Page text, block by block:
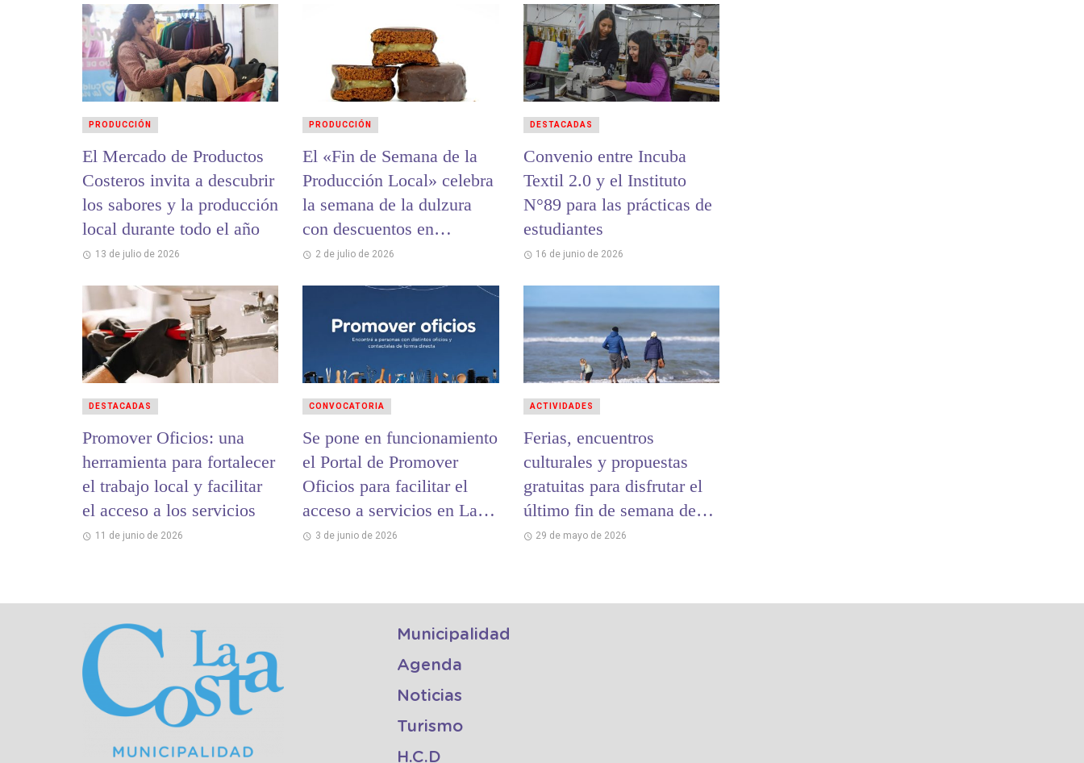
El Mercado de Productos
Costeros invita a descubrir
los sabores y la producción
local durante todo el año
13 de julio de 2026
PRODUCCIÓN
El «Fin de Semana de la
Producción Local» celebra
la semana de la dulzura
con descuentos en
alfajores y chocolates
2 de julio de 2026
PRODUCCIÓN
Convenio entre Incuba
Textil 2.0 y el Instituto
N°89 para las prácticas de
estudiantes
16 de junio de 2026
DESTACADAS
Promover Oficios: una
herramienta para fortalecer
el trabajo local y facilitar
el acceso a los servicios
11 de junio de 2026
DESTACADAS
Se pone en funcionamiento
el Portal de Promover
Oficios para facilitar el
acceso a servicios en La
Costa
3 de junio de 2026
CONVOCATORIA
Ferias, encuentros
culturales y propuestas
gratuitas para disfrutar el
último fin de semana de
mayo en La Costa
29 de mayo de 2026
ACTIVIDADES
Municipalidad
Agenda
Noticias
Turismo
H.C.D